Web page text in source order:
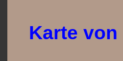
Karte